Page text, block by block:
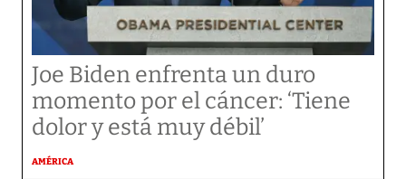
Joe Biden enfrenta un duro
momento por el cáncer: ‘Tiene
dolor y está muy débil’
AMÉRICA